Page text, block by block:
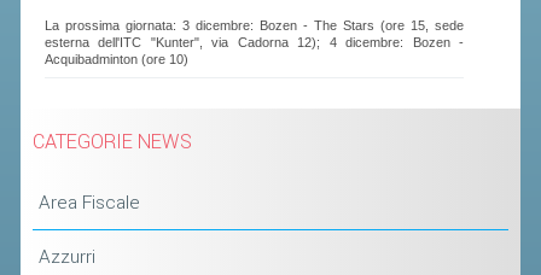
La prossima giornata: 3 dicembre: Bozen - The Stars (ore 15, sede
esterna dell'ITC "Kunter", via Cadorna 12); 4 dicembre: Bozen -
Acquibadminton (ore 10)
CATEGORIE NEWS
Area Fiscale
Azzurri
QUOTE E TASSE
ACCEDI AL TESSERAMENTO ON